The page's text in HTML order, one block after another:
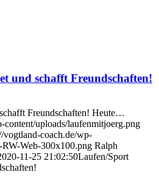
und schafft Freundschaften!
Freundschaften! Heute…
content/uploads/laufenmitjoerg.png
vogtland-coach.de/wp-
RW-Web-300x100.png Ralph
11-25 21:02:50Laufen/Sport